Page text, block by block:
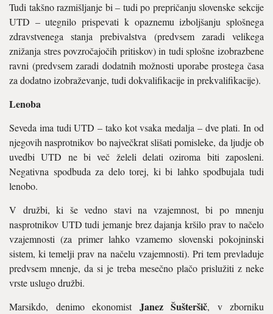
Tudi takšno razmišljanje bi – tudi po prepričanju slovenske sekcije
UTD – utegnilo prispevati k opaznemu izboljšanju splošnega
zdravstvenega stanja prebivalstva (predvsem zaradi velikega
znižanja stres povzročajočih pritiskov) in tudi splošne izobrazbene
ravni (predvsem zaradi dodatnih možnosti uporabe prostega časa
za dodatno izobraževanje, tudi dokvalifikacije in prekvalifikacije).
Lenoba
Seveda ima tudi UTD – tako kot vsaka medalja – dve plati. In od
njegovih nasprotnikov bo največkrat slišati pomisleke, da ljudje ob
uvedbi UTD ne bi več želeli delati oziroma biti zaposleni.
Negativna spodbuda za delo torej, ki bi lahko spodbujala tudi
lenobo.
V družbi, ki še vedno stavi na vzajemnost, bi po mnenju
nasprotnikov UTD tudi jemanje brez dajanja kršilo prav to načelo
vzajemnosti (za primer lahko vzamemo slovenski pokojninski
sistem, ki temelji prav na načelu vzajemnosti). Pri tem prevladuje
predvsem mnenje, da si je treba mesečno plačo prislužiti z neke
vrste uslugo družbi.
Marsikdo, denimo ekonomist Janez Šušteršič, v zborniku